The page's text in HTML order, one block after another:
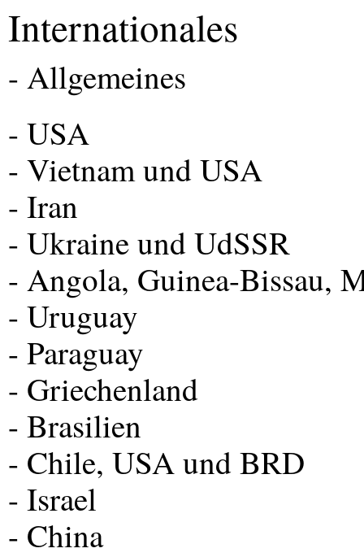
Internationales
- Allgemeines
- USA
- Vietnam undUSA
- Iran
- Ukraine und UdSSR
- Angola, Guinea-Bissau,
- Uruguay
- Paraguay
- Griechenland
- Brasilien
- Chile, USAundBRD
- Israel
- China